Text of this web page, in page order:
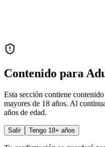
Contenido para
Esta sección contiene
mayores de 18 años. Al
años de edad.
Salir Tengo 18+ años